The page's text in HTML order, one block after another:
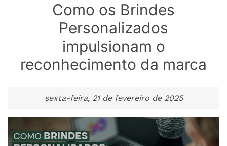
Como os Brindes
Personalizados
impulsionam o
reconhecimento da marca
sexta-feira, 21 de fevereiro de 2025